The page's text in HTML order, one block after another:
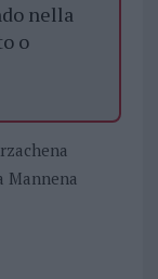
nella
o
Mannena